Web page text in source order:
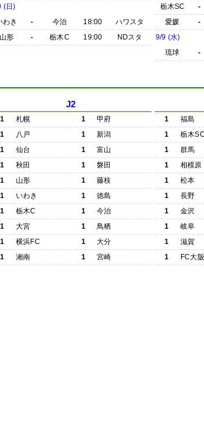
(日)
わき
- 今治 18:00
ハワスタ
山形
- 栃木C 19:00 NDスタ
栃木SC
-
愛媛
-
9/9 (水)
琉球
-
J2
1 札幌 1
甲府
1
八戸 1
新潟
1
仙台 1
富山
1
秋田 1
磐田
1
山形 1
藤枝
1
いわき 1
徳島
1
栃木C 1
今治
1
大宮 1
鳥栖
1
横浜FC 1
大分
1
湘南 1 宮崎
1 福島
1
栃木SC
1
群馬
1
相模原
1
松本
1
長野
1
金沢
1
岐阜
1
滋賀
1
FC大阪